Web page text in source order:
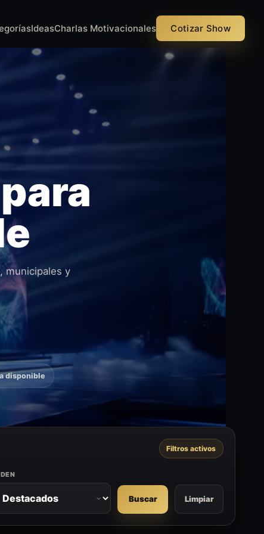
IdeasCharlas Motivacionales Cotizar Show
municipales y
disponible
Filtros activos
Buscar Limpiar